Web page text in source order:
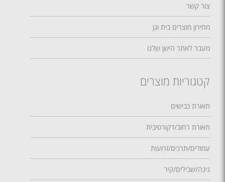
צור קשר
מחירון מוצרים בית וגן
מעבר לאתר הישן שלנו
קטגוריות מוצרים
תאורת כבישים
תאורת רחוב/דקורטיבית
עמודים/תרנים/זרועות
גינה/שבילים/קיר